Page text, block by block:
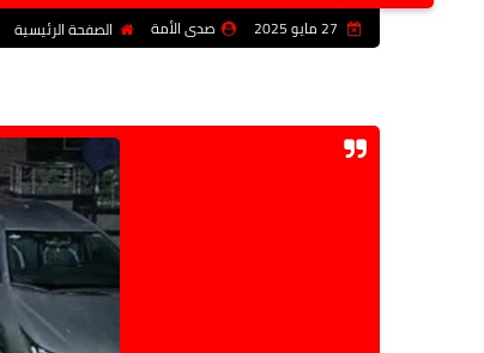
صدى الأمة الصفحة الرئيسية